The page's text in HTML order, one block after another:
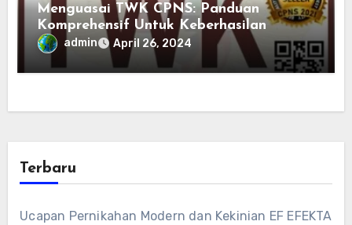
Menguasai TWK CPNS: Panduan
Komprehensif Untuk Keberhasilan
admin April 26, 2024
Terbaru
Ucapan Pernikahan Modern dan Kekinian EF EFEKTA